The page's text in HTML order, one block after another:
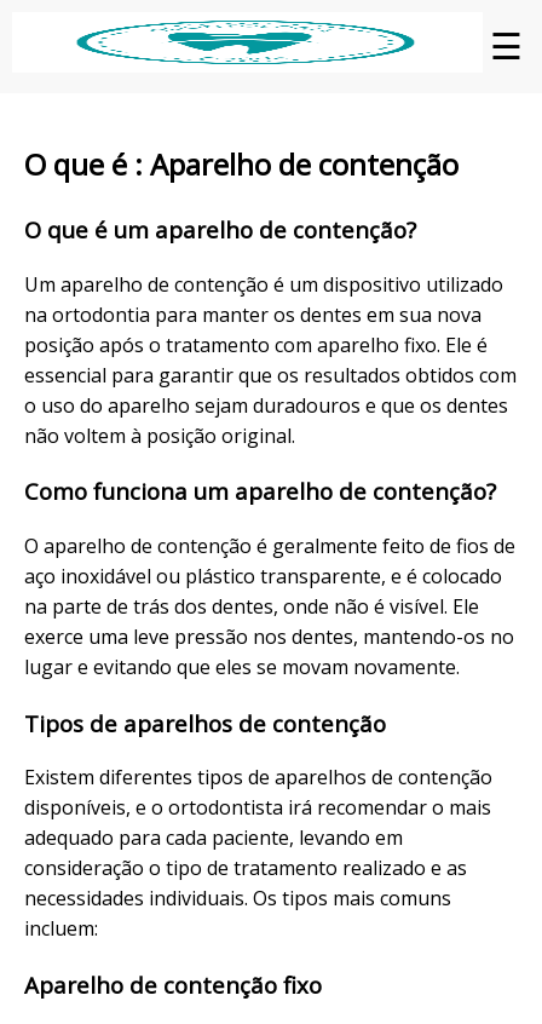
☰
O que é : Aparelho de contenção
O que é um aparelho de contenção?
Um aparelho de contenção é um dispositivo utilizado
na ortodontia para manter os dentes em sua nova
posição após o tratamento com aparelho fixo. Ele é
essencial para garantir que os resultados obtidos com
o uso do aparelho sejam duradouros e que os dentes
não voltem à posição original.
Como funciona um aparelho de contenção?
O aparelho de contenção é geralmente feito de fios de
aço inoxidável ou plástico transparente, e é colocado
na parte de trás dos dentes, onde não é visível. Ele
exerce uma leve pressão nos dentes, mantendo-os no
lugar e evitando que eles se movam novamente.
Tipos de aparelhos de contenção
Existem diferentes tipos de aparelhos de contenção
disponíveis, e o ortodontista irá recomendar o mais
adequado para cada paciente, levando em
consideração o tipo de tratamento realizado e as
necessidades individuais. Os tipos mais comuns
incluem:
Aparelho de contenção fixo